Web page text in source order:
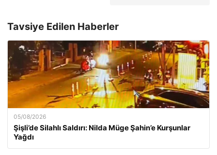
Tavsiye Edilen Haberler
05/08/2026
Şişli’de Silahlı Saldırı: Nilda Müge Şahin’e Kurşunlar
Yağdı